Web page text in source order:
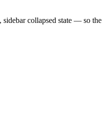
collapsed state — so the